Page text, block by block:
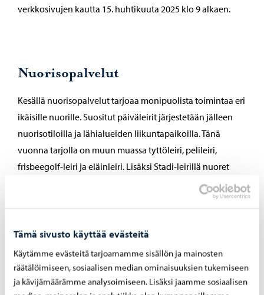
Tämä sivusto käyttää evästeitä
Käytämme evästeitä tarjoamamme sisällön ja mainosten
räätälöimiseen, sosiaalisen median ominaisuuksien tukemiseen
ja kävijämäärämme analysoimiseen. Lisäksi jaamme sosiaalisen
verkkosivujen kautta 15. huhtikuuta 2025 klo 9 alkaen.
Nuorisopalvelut
Kesällä nuorisopalvelut tarjoaa monipuolista toimintaa eri
ikäisille nuorille. Suositut päiväleirit järjestetään jälleen
nuorisotiloilla ja lähialueiden liikuntapaikoilla. Tänä
vuonna tarjolla on muun muassa tyttöleiri, pelileiri,
frisbeegolf-leiri ja eläinleiri. Lisäksi Stadi-leirillä nuoret
Leirien lisäksi kesän ohjelmaan kuuluu työpajoja, retkiä ja
Porvoon vanhasta kaupungista, jossa keskustellaan
nuorten elämään liittyvistä aiheista ja ilmiöistä.
Heinäkuun alussa Virvikin leirialueella pidetään ”Nuku yö